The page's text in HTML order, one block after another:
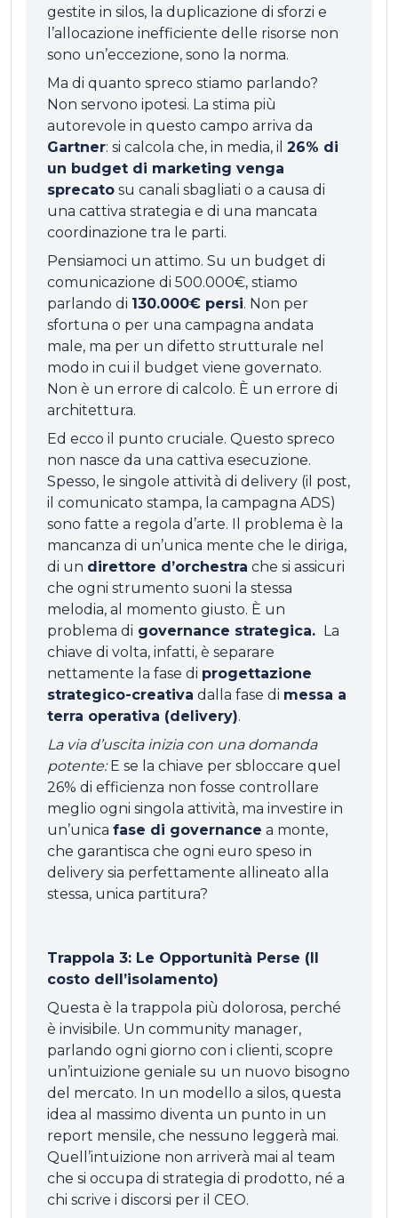
gestite in silos, la duplicazione di sforzi e
l’allocazione inefficiente delle risorse non
sono un’eccezione, sono la norma.
Ma di quanto spreco stiamo parlando?
Non servono ipotesi. La stima più
autorevole in questo campo arriva da
Gartner: si calcola che, in media, il 26% di
un budget di marketing venga
sprecato su canali sbagliati o a causa di
una cattiva strategia e di una mancata
coordinazione tra le parti.
Pensiamoci un attimo. Su un budget di
comunicazione di 500.000€, stiamo
parlando di 130.000€ persi. Non per
sfortuna o per una campagna andata
male, ma per un difetto strutturale nel
modo in cui il budget viene governato.
Non è un errore di calcolo. È un errore di
architettura.
Ed ecco il punto cruciale. Questo spreco
non nasce da una cattiva esecuzione.
Spesso, le singole attività di delivery (il post,
il comunicato stampa, la campagna ADS)
sono fatte a regola d’arte. Il problema è la
mancanza di un’unica mente che le diriga,
di un direttore d’orchestra che si assicuri
che ogni strumento suoni la stessa
melodia, al momento giusto. È un
problema di governance strategica. La
chiave di volta, infatti, è separare
nettamente la fase di progettazione
strategico-creativa dalla fase di messa a
terra operativa (delivery).
La via d’uscita inizia con una domanda
potente:E se la chiave per sbloccare quel
26% di efficienza non fosse controllare
meglio ogni singola attività, ma investire in
un’unica fase di governance a monte,
che garantisca che ogni euro speso in
delivery sia perfettamente allineato alla
stessa, unica partitura?
Trappola 3: Le Opportunità Perse (Il
costo dell’isolamento)
Questa è la trappola più dolorosa, perché
è invisibile. Un community manager,
parlando ogni giorno con i clienti, scopre
un’intuizione geniale su un nuovo bisogno
del mercato. In un modello a silos, questa
idea al massimo diventa un punto in un
report mensile, che nessuno leggerà mai.
Quell’intuizione non arriverà mai al team
che si occupa di strategia di prodotto, né a
chi scrive i discorsi per il CEO.